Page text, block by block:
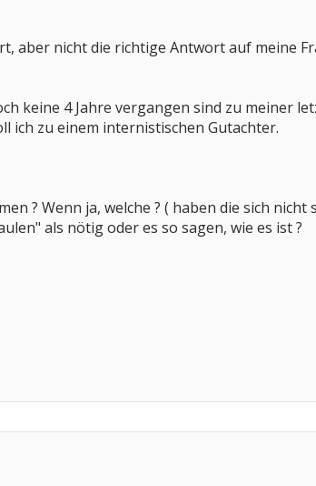
aber nicht die richtige Antwort auf meine
keine 4 Jahre vergangen sind zu meiner
ich zu einem internistischen Gutachter.
? Wenn ja, welche ? ( haben die sich
als nötig oder es so sagen, wie es ist ?